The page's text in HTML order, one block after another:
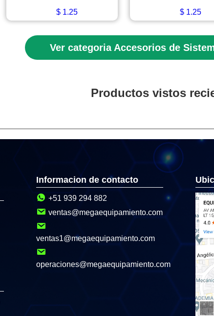
$1.25 $1.25
Ver categoria Accesorios de
Productos vistos
Informacion de contacto
+51 939 294 882
ventas@megaequipamiento.com
ventas1@megaequipamiento.com
operaciones@megaequipamiento.com